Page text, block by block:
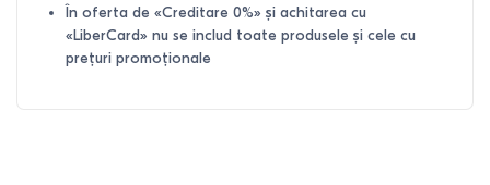
În oferta de «Creditare 0%» și achitarea cu
«LiberCard» nu se includ toate produsele și cele cu
prețuri promoționale